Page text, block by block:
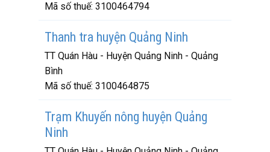
Mã số thuế: 3100464794
Thanh tra huyện Quảng Ninh
TT Quán Hàu - Huyện Quảng Ninh - Quảng
Bình
Mã số thuế: 3100464875
Trạm Khuyến nông huyện Quảng
Ninh